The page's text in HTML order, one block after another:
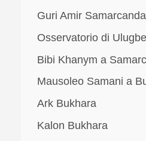
Guri Amir Samarcanda
Osservatorio di
Bibi Khanym a
Mausoleo Samani a
Ark Bukhara
Kalon Bukhara